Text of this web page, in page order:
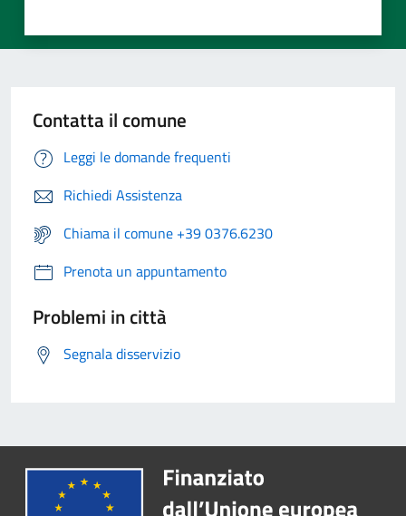
Contatta il comune
Leggi le domande frequenti
Richiedi Assistenza
Chiama il comune +39 0376.6230
Prenota un appuntamento
Problemi in città
Segnala disservizio